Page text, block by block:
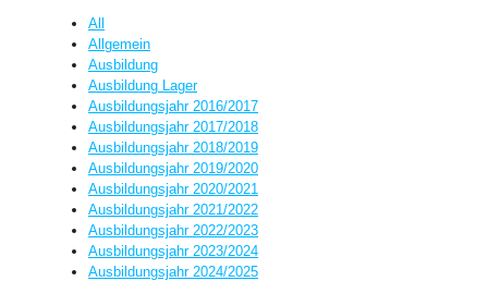
All
Allgemein
Ausbildung
Ausbildung Lager
Ausbildungsjahr 2016/2017
Ausbildungsjahr 2017/2018
Ausbildungsjahr 2018/2019
Ausbildungsjahr 2019/2020
Ausbildungsjahr 2020/2021
Ausbildungsjahr 2021/2022
Ausbildungsjahr 2022/2023
Ausbildungsjahr 2023/2024
Ausbildungsjahr 2024/2025